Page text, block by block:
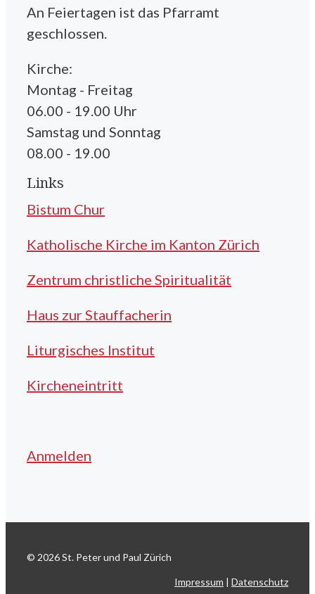
An Feiertagen ist das Pfarramt
geschlossen.
Kirche:
Montag - Freitag
06.00 - 19.00 Uhr
Samstag und Sonntag
08.00 - 19.00
Links
Bistum Chur
Katholische Kirche im Kanton Zürich
Zentrum christliche Spiritualität
Haus zur Stauffacherin
Liturgisches Institut
Kircheneintritt
Anmelden
© 2026 St. Peter und Paul Zürich
Impressum | Datenschutz